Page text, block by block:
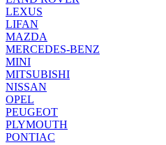
LEXUS
LIFAN
MAZDA
MERCEDES-BENZ
MINI
MITSUBISHI
NISSAN
OPEL
PEUGEOT
PLYMOUTH
PONTIAC